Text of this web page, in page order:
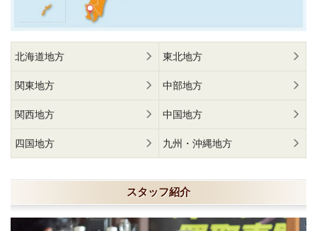
北海道地方 東北地方
関東地方 中部地方
関西地方 中国地方
四国地方 九州・沖縄地方
スタッフ紹介